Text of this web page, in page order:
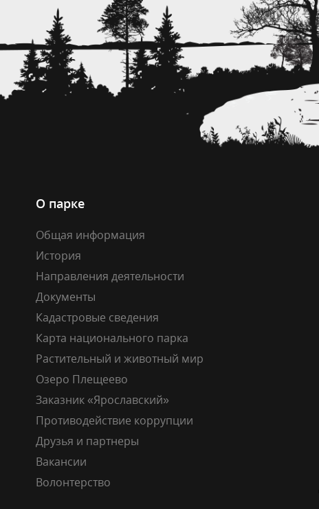
О парке
Общая информация
История
Направления деятельности
Документы
Кадастровые сведения
Карта национального парка
Растительный и животный мир
Озеро Плещеево
Заказник «Ярославский»
Противодействие коррупции
Друзья и партнеры
Вакансии
Волонтерство